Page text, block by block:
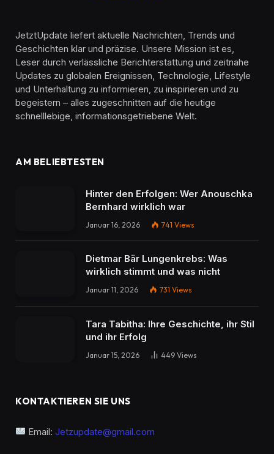
JetztUpdate liefert aktuelle Nachrichten, Trends und
Geschichten klar und präzise. Unsere Mission ist es,
Leser durch verlässliche Berichterstattung und zeitnahe
Updates zu globalen Ereignissen, Technologie, Lifestyle
und Unterhaltung zu informieren, zu inspirieren und zu
begeistern – alles zugeschnitten auf die heutige
schnelllebige, informationsgetriebene Welt.
AM BELIEBTESTEN
Hinter den Erfolgen: Wer Anouschka
Bernhard wirklich war
Januar 16, 2026 741 Views
Dietmar Bär Lungenkrebs: Was
wirklich stimmt und was nicht
Januar 11, 2026 731 Views
Tara Tabitha: Ihre Geschichte, ihr Stil
und ihr Erfolg
Januar 15, 2026 449 Views
KONTAKTIEREN SIE UNS
Email:Jetzupdate@gmail.com